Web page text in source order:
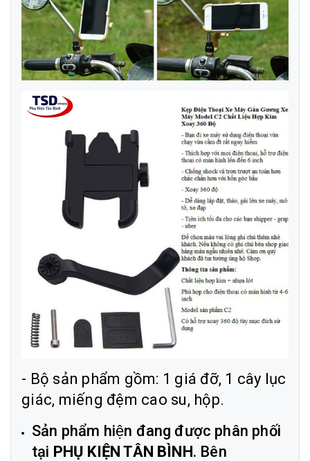
- Bộ sản phẩm gồm: 1 giá đỡ, 1 cây lục
giác, miếng đệm cao su, hộp.
Sản phẩm hiện đang được phân phối
tại PHỤ KIỆN TÂN BÌNH. Bên